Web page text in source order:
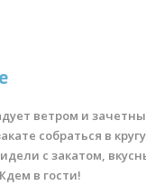
ветром и
собраться в
с закатом,
в гости!